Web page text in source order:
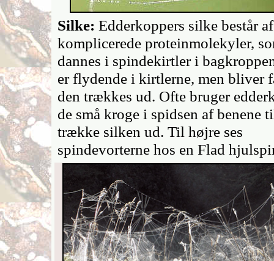
Silke: Edderkoppers silke består af
komplicerede proteinmolekyler,
dannes i spindekirtler i
er flydende i kirtlerne, men bliver
den trækkes ud. Ofte bruger
de små kroge i spidsen af benene
trække silken ud. Til højre ses
spindevorterne hos en Flad